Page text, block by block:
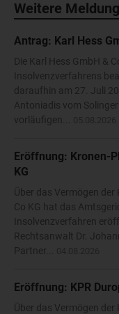
Weitere
Antrag: Karl Hess
Die Karl Hess GmbH &
Insolvenzverfahrens
daraufhin am 27. Juli
Antoniadis vom
vorläufigen...
Eröffnung: Kronen-
KG
Über das Vermögen
Co KG hat das
Insolvenzverfahren
Rechtsanwalt Dr.
Partner...
Eröffnung: KPR
Über das Vermögen